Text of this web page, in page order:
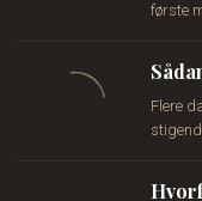
første
Flere